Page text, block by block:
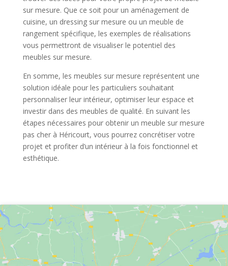
sur mesure. Que ce soit pour un aménagement de
cuisine, un dressing sur mesure ou un meuble de
rangement spécifique, les exemples de réalisations
vous permettront de visualiser le potentiel des
meubles sur mesure.
En somme, les meubles sur mesure représentent une
solution idéale pour les particuliers souhaitant
personnaliser leur intérieur, optimiser leur espace et
investir dans des meubles de qualité. En suivant les
étapes nécessaires pour obtenir un meuble sur mesure
pas cher à Héricourt, vous pourrez concrétiser votre
projet et profiter d’un intérieur à la fois fonctionnel et
esthétique.